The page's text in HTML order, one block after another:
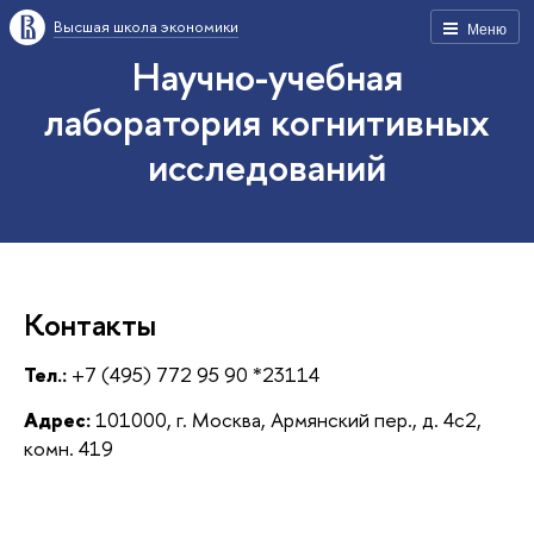
Меню
Высшая школа экономики
Научно-учебная
лаборатория когнитивных
исследований
Контакты
Тел.: +7 (495) 772 95 90 *23114
Адрес:101000, г. Москва, Армянский пер., д. 4с2,
комн. 419